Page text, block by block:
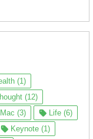
(1)
(12)
Mac (3)
Life (6)
Keynote (1)